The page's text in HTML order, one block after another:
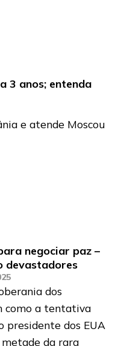
3 anos; entenda
e atende Moscou
negociar paz –
devastadores
dos
como a tentativa
presidente dos EUA
da rara